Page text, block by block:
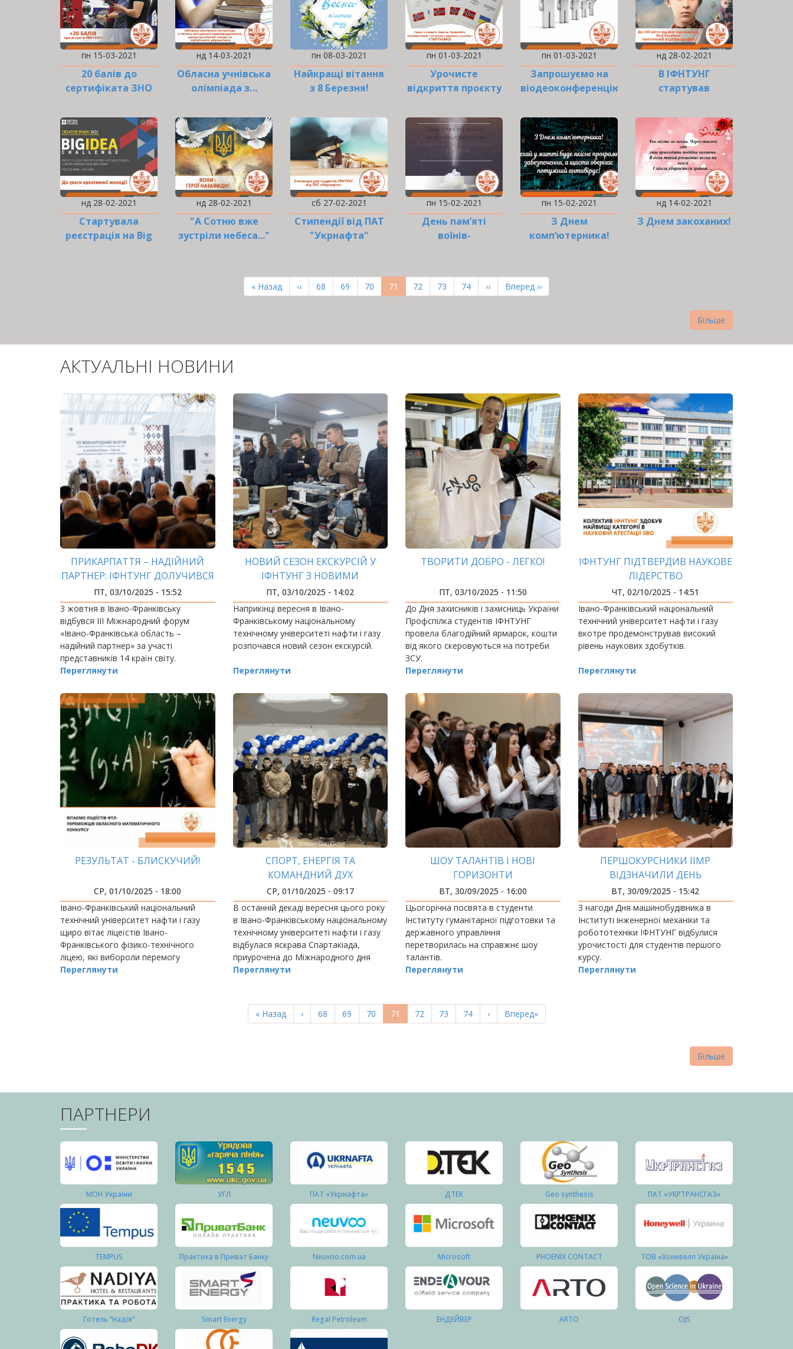
пн 15-03-2021
20 балів до
сертифіката ЗНО
нд 14-03-2021
Обласна учнівська
олімпіада з…
пн 08-03-2021
Найкращі вітання
з 8 Березня!
пн 01-03-2021
Урочисте
відкриття проєкту
пн 01-03-2021
Запрошуємо на
віодеоконференцію!
нд 28-02-2021
В ІФНТУНГ
стартував
нд 28-02-2021
Стартувала
реєстрація на Big
нд 28-02-2021
"А Сотню вже
зустріли небеса..."
сб 27-02-2021
Стипендії від ПАТ
"Укрнафта"
пн 15-02-2021
День пам’яті
воїнів-
пн 15-02-2021
З Днем
комп’ютерника!
нд 14-02-2021
З Днем закоханих!
Перша
сторінка
« Назад
Попередня
сторінка
‹‹ Page
68 Page
69 Page
70
Поточна
сторінка
71 Page
72 Page
73 Page
74
Наступна
сторінка
››
Остання
сторінка
Вперед ››
Більше
АКТУАЛЬНІ НОВИНИ
ПРИКАРПАТТЯ – НАДІЙНИЙ
ПАРТНЕР: ІФНТУНГ ДОЛУЧИВСЯ
ДО МІЖНАРОДНОГО ФОРУМУ
ПТ, 03/10/2025 - 15:52
3 жовтня в Івано-Франківську
відбувся ІІІ Міжнародний форум
«Івано-Франківська область –
надійний партнер» за участі
представників 14 країн світу.
Переглянути
НОВИЙ СЕЗОН ЕКСКУРСІЙ У
ІФНТУНГ З НОВИМИ
ВРАЖЕННЯМИ
ПТ, 03/10/2025 - 14:02
Наприкінці вересня в Івано-
Франківському національному
технічному університеті нафти і газу
розпочався новий сезон екскурсій.
Переглянути
ТВОРИТИ ДОБРО - ЛЕГКО!
ПТ, 03/10/2025 - 11:50
До Дня захисників і захисниць України
Профспілка студентів ІФНТУНГ
провела благодійний ярмарок, кошти
від якого скеровуються на потреби
ЗСУ.
Переглянути
ІФНТУНГ ПІДТВЕРДИВ НАУКОВЕ
ЛІДЕРСТВО
ЧТ, 02/10/2025 - 14:51
Івано-Франківський національний
технічний університет нафти і газу
вкотре продемонстрував високий
рівень наукових здобутків.
Переглянути
РЕЗУЛЬТАТ - БЛИСКУЧИЙ!
СР, 01/10/2025 - 18:00
Івано-Франківський національний
технічний університет нафти і газу
щиро вітає ліцеїстів Івано-
Франківського фізико-технічного
ліцею, які вибороли перемогу
великого обласного конкурсу
Переглянути
СПОРТ, ЕНЕРГІЯ ТА
КОМАНДНИЙ ДУХ
СР, 01/10/2025 - 09:17
В останній декаді вересня цього року
в Івано-Франківському національному
технічному університеті нафти і газу
відбулася яскрава Спартакіада,
приурочена до Міжнародного дня
студентського спорту.
Переглянути
ШОУ ТАЛАНТІВ І НОВІ
ГОРИЗОНТИ
ВТ, 30/09/2025 - 16:00
Цьогорічна посвята в студенти
Інституту гуманітарної підготовки та
державного управління
перетворилась на справжнє шоу
талантів.
Переглянути
ПЕРШОКУРСНИКИ ІІМР
ВІДЗНАЧИЛИ ДЕНЬ
МАШИНОБУДІВНИКА
ВТ, 30/09/2025 - 15:42
З нагоди Дня машинобудівника в
Інституті інженерної механіки та
робототехніки ІФНТУНГ відбулися
урочистості для студентів першого
курсу.
Переглянути
Перша
сторінка
« Назад
Попередня
сторінка
‹ Page
68 Page
69 Page
70
Поточна
сторінка
71 Page
72 Page
73 Page
74
Наступна
сторінка
›
Остання
сторінка
Вперед»
Більше
ПАРТНЕРИ
МОН України УГЛ ПАТ «Укрнафта» ДТЕК Geo synthesis ПАТ «УКРТРАНСГАЗ»
TEMPUS Практика в Приват Банку Neuvoo.com.ua Microsoft PHOENIX CONTACT ТОВ «Хоневелл Україна»
Готель “Надія” Smart Energy Regal Petroleum ЕНДЕЙВЕР ARTO OJS